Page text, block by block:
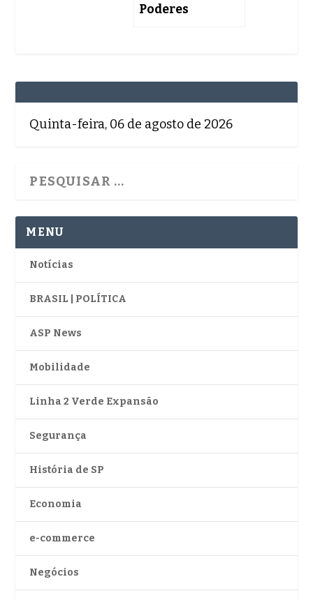
Poderes
Quinta-feira, 06 de agosto de 2026
MENU
Notícias
BRASIL | POLÍTICA
ASP News
Mobilidade
Linha 2 Verde Expansão
Segurança
História de SP
Economia
e-commerce
Negócios